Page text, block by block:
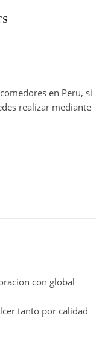
en Peru, si
realizar mediante
con global
tanto por calidad